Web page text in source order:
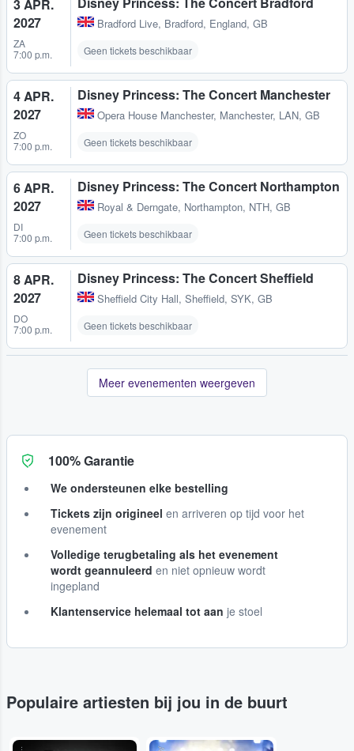
3 APR.
2027
ZA
7:00 p.m.
Bradford Live, Bradford, England, GB
Geen tickets beschikbaar
4 APR.
2027
ZO
7:00 p.m.
Disney Princess: The Concert Manchester
Opera House Manchester, Manchester, LAN, GB
Geen tickets beschikbaar
6 APR.
2027
DI
7:00 p.m.
Disney Princess: The Concert Northampton
Royal & Derngate, Northampton, NTH, GB
Geen tickets beschikbaar
8 APR.
2027
DO
7:00 p.m.
Disney Princess: The Concert Sheffield
Sheffield City Hall, Sheffield, SYK, GB
Geen tickets beschikbaar
Meer evenementen weergeven
100% Garantie
We ondersteunen elke bestelling
Tickets zijn origineel en arriveren op tijd voor het
evenement
Volledige terugbetaling als het evenement
wordt geannuleerd en niet opnieuw wordt
ingepland
Klantenservice helemaal tot aan je stoel
Populaire artiesten bij jou in de buurt